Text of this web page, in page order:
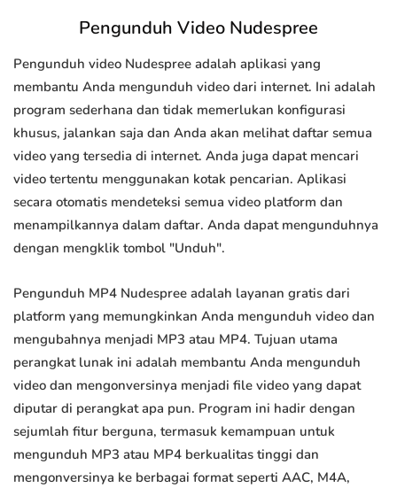
Pengunduh Video Nudespree
Pengunduh video Nudespree adalah aplikasi yang
membantu Anda mengunduh video dari internet. Ini adalah
program sederhana dan tidak memerlukan konfigurasi
khusus, jalankan saja dan Anda akan melihat daftar semua
video yang tersedia di internet. Anda juga dapat mencari
video tertentu menggunakan kotak pencarian. Aplikasi
secara otomatis mendeteksi semua video platform dan
menampilkannya dalam daftar. Anda dapat mengunduhnya
dengan mengklik tombol "Unduh".
Pengunduh MP4 Nudespree adalah layanan gratis dari
platform yang memungkinkan Anda mengunduh video dan
mengubahnya menjadi MP3 atau MP4. Tujuan utama
perangkat lunak ini adalah membantu Anda mengunduh
video dan mengonversinya menjadi file video yang dapat
diputar di perangkat apa pun. Program ini hadir dengan
sejumlah fitur berguna, termasuk kemampuan untuk
mengunduh MP3 atau MP4 berkualitas tinggi dan
mengonversinya ke berbagai format seperti AAC, M4A,